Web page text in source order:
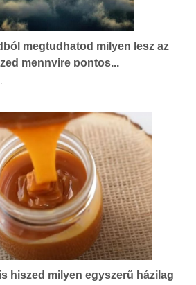
megtudhatod milyen lesz az
mennyire pontos...
hiszed milyen egyszerű házilag